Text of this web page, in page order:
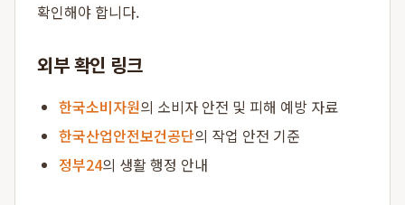
확인해야 합니다.
외부 확인 링크
한국소비자원의 소비자 안전 및 피해 예방 자료
한국산업안전보건공단의 작업 안전 기준
정부24의 생활 행정 안내